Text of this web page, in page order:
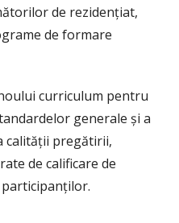
de rezidențiat,
de formare
curriculum pentru
generale și a
calității pregătirii,
de calificare de